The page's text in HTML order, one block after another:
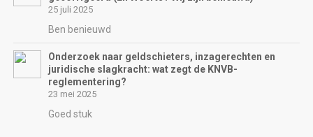
25 juli 2025
Ben benieuwd
Onderzoek naar geldschieters, inzagerechten en
juridische slagkracht: wat zegt de KNVB-
reglementering?
23 mei 2025
Goed stuk